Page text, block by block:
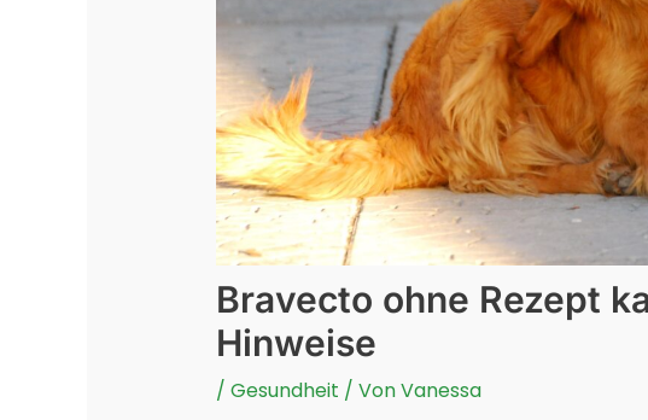
Bravecto ohne Rezept
Hinweise
/ Gesundheit / VonVanessa